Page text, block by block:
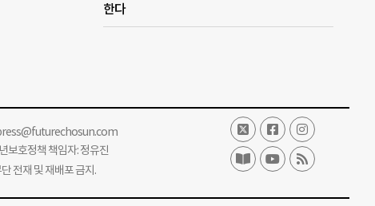
한다
호정책 책임자: 정유진
재 및 재배포 금지.